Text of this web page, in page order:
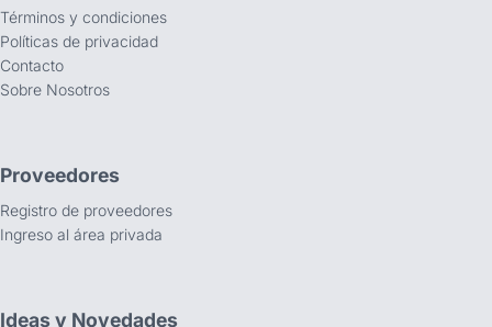
Términos y condiciones
Políticas de privacidad
Contacto
Sobre Nosotros
Proveedores
Registro de proveedores
Ingreso al área privada
Ideas y Novedades